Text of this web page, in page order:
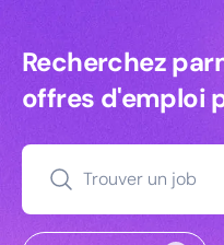
Recherchez
Recherchez
offres d'emploi
Trouver un job